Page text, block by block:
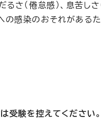
さ（倦怠感）、息苦しさ
の感染のおそれがある
受験を控えてください。